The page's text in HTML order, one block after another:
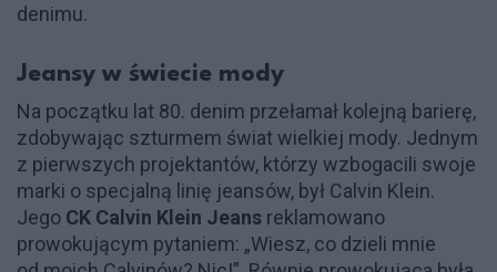
denimu.
Jeansy w świecie mody
Na początku lat 80. denim przełamał kolejną barierę,
zdobywając szturmem świat wielkiej mody. Jednym
z pierwszych projektantów, którzy wzbogacili swoje
marki o specjalną linię jeansów, był Calvin Klein.
Jego CK Calvin Klein Jeans reklamowano
prowokującym pytaniem: „Wiesz, co dzieli mnie